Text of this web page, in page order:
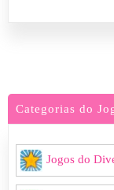
Categorias do
Jogos do